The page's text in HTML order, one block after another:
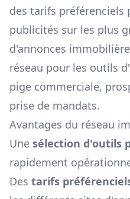
des tarifs préférenciels
publicités sur les plus
d'annonces
réseau pour les outils
pige commerciale,
prise de mandats.
Avantages du réseau
Une sélection d'outils
rapidement
Des tarifs